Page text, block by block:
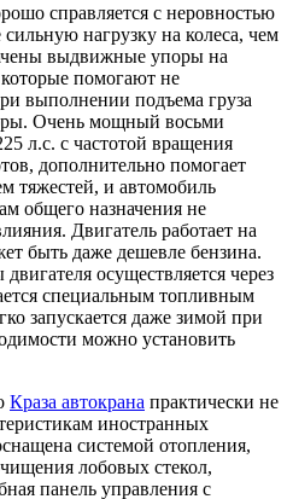
справляется с неровностью
нагрузку на колеса, чем
выдвижные упоры на
помогают не
выполнении подъема груза
Очень мощный восьми
л.с. с частотой вращения
дополнительно помогает
тяжестей, и автомобиль
общего назначения не
Двигатель работает на
быть даже дешевле бензина.
осуществляется через
специальным топливным
запускается даже зимой при
можно установить
Краза автокрана практически не
иностранных
системой отопления,
лобовых стекол,
панель управления с